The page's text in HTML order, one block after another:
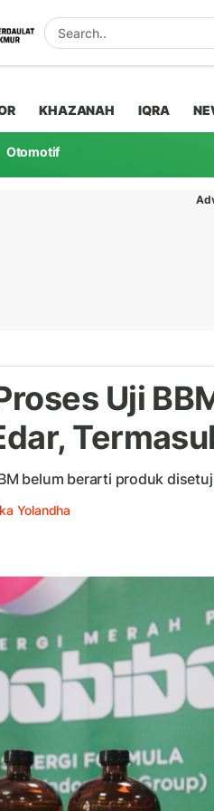
KHAZANAH IQRA
Otomotif
Uji
belum berarti produk
Yolandha